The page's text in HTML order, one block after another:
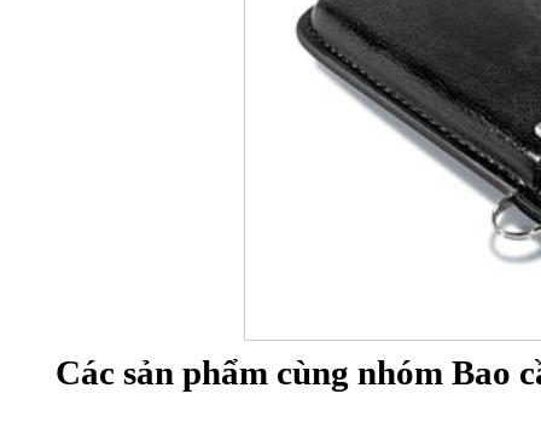
Bao da Samsung
Các sản phẩm cùng nhóm Bao